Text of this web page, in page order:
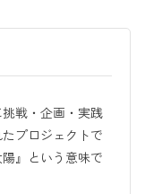
戦・企画・実践
プロジェクトで
』という意味で